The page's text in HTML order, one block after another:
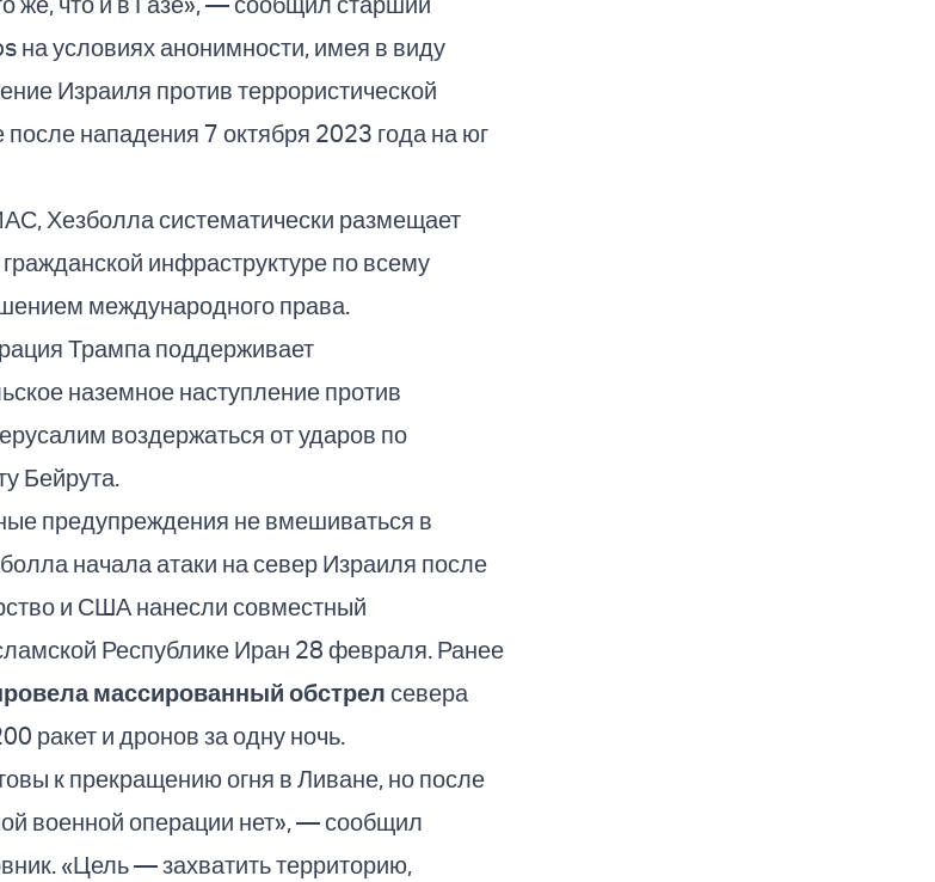
на условиях анонимности, имея в виду
Израиля против террористической
нападения 7 октября 2023 года на юг
Хезболла систематически размещает
инфраструктуре по всему
международного права.
Трампа поддерживает
наземное наступление против
воздержаться от ударов по
Бейрута.
предупреждения не вмешиваться в
начала атаки на север Израиля после
и США нанесли совместный
Республике Иран 28 февраля. Ранее
массированный обстрел севера
ракет и дронов за одну ночь.
к прекращению огня в Ливане, но после
военной операции нет», — сообщил
«Цель — захватить территорию,